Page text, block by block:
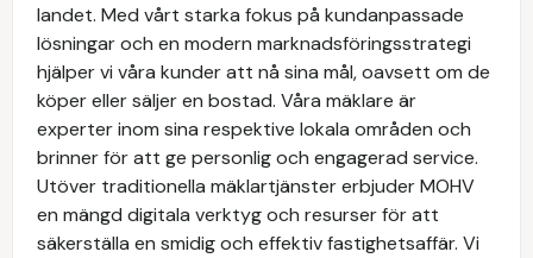
landet. Med vårt starka fokus på kundanpassade
lösningar och en modern marknadsföringsstrategi
hjälper vi våra kunder att nå sina mål, oavsett om de
köper eller säljer en bostad. Våra mäklare är
experter inom sina respektive lokala områden och
brinner för att ge personlig och engagerad service.
Utöver traditionella mäklartjänster erbjuder MOHV
en mängd digitala verktyg och resurser för att
säkerställa en smidig och effektiv fastighetsaffär. Vi